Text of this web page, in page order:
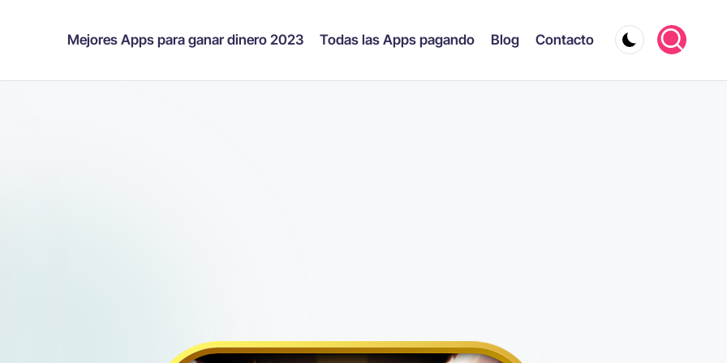
Mejores Apps para ganar dinero 2023 Todas las Apps pagando Blog Contacto